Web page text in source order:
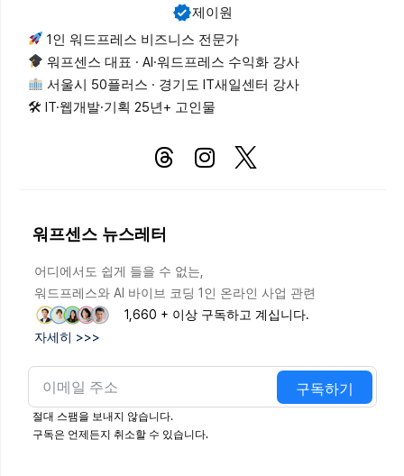
제이원
1인 워드프레스 비즈니스 전문가
워프센스 대표 · AI·워드프레스 수익화 강사
서울시 50플러스 · 경기도 IT새일센터 강사
🛠 IT·웹개발·기획 25년+ 고인물
워프센스 뉴스레터
어디에서도 쉽게 들을 수 없는,
워드프레스와 AI 바이브 코딩 1인 온라인 사업 관련
1,660 + 이상 구독하고 계십니다.
자세히 >>>
구독하기
절대 스팸을 보내지 않습니다.
구독은 언제든지 취소할 수 있습니다.